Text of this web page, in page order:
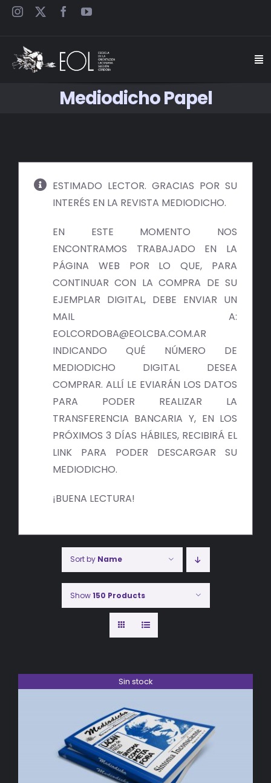
Saltar
JORNADAS
MEDIODICHO
ACTUALIDAD
CONTACTO
Mediodicho Papel
ESTIMADO LECTOR. GRACIAS POR SU
INTERÉS EN LA REVISTA MEDIODICHO.
EN ESTE MOMENTO NOS
ENCONTRAMOS TRABAJADO EN LA
PÁGINA WEB POR LO QUE, PARA
CONTINUAR CON LA COMPRA DE SU
EJEMPLAR DIGITAL, DEBE ENVIAR UN
MAIL A:
EOLCORDOBA@EOLCBA.COM.AR
INDICANDO QUÉ NÚMERO DE
MEDIODICHO DIGITAL DESEA
COMPRAR. ALLÍ LE EVIARÁN LOS DATOS
PARA PODER REALIZAR LA
TRANSFERENCIA BANCARIA Y, EN LOS
PRÓXIMOS 3 DÍAS HÁBILES, RECIBIRÁ EL
LINK PARA PODER DESCARGAR SU
MEDIODICHO.
¡BUENA LECTURA!
Sort by Name
Show150 Products
Sin stock
DETALLES